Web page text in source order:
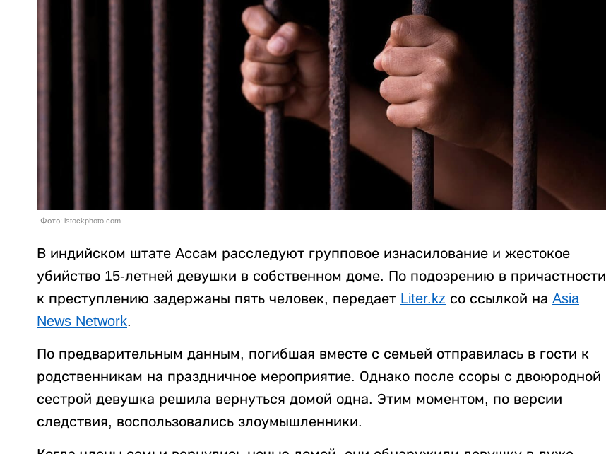
Фото: istockphoto.com
В индийском штате Ассам расследуют групповое изнасилование и жестокое
убийство 15-летней девушки в собственном доме. По подозрению в причастности
к преступлению задержаны пять человек, передает Liter.kz со ссылкой на Asia
News Network.
По предварительным данным, погибшая вместе с семьей отправилась в гости к
родственникам на праздничное мероприятие. Однако после ссоры с двоюродной
сестрой девушка решила вернуться домой одна. Этим моментом, по версии
следствия, воспользовались злоумышленники.